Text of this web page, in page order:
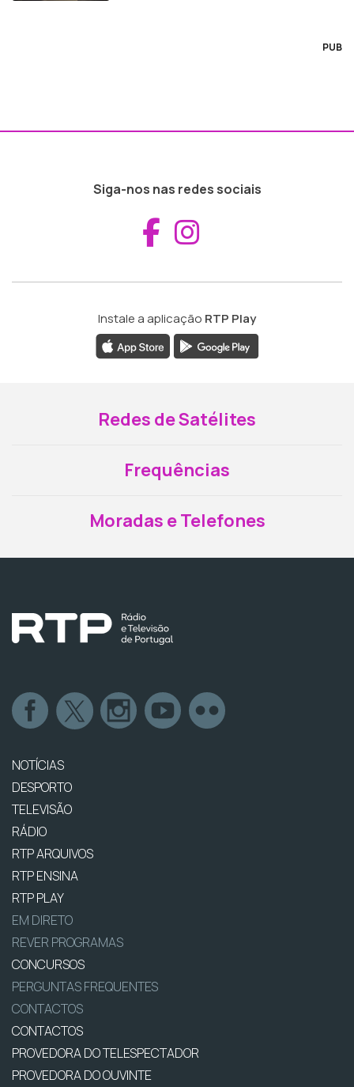
PUB
Siga-nos nas redes sociais
Aceder ao
Instale a aplicação RTP Play
Redes de Satélites
Frequências
Moradas e Telefones
NOTÍCIAS
DESPORTO
TELEVISÃO
RÁDIO
RTP ARQUIVOS
RTP ENSINA
RTP PLAY
EM DIRETO
REVER PROGRAMAS
CONCURSOS
PERGUNTAS FREQUENTES
CONTACTOS
CONTACTOS
PROVEDORA DO TELESPECTADOR
PROVEDORA DO OUVINTE